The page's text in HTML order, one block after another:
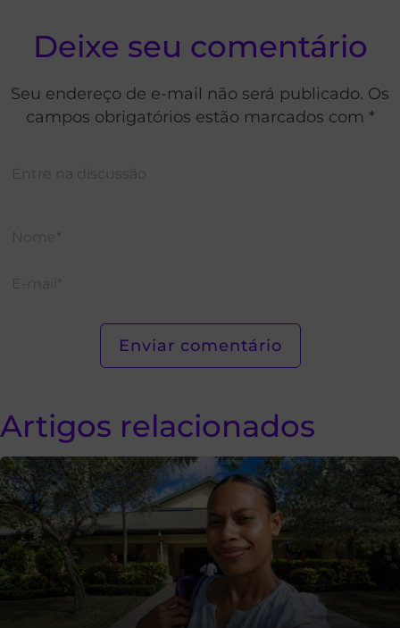
Deixe seu comentário
Seu endereço de e-mail não será publicado. Os
campos obrigatórios estão marcados com *
Artigos relacionados